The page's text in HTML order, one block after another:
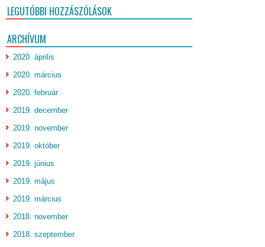
LEGUTÓBBI HOZZÁSZÓLÁSOK
ARCHÍVUM
2020. április
2020. március
2020. február
2019. december
2019. november
2019. október
2019. június
2019. május
2019. március
2018. november
2018. szeptember